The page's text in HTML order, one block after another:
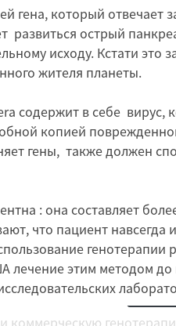
гена, который отвечает
развиться острый
исходу. Кстати это
жителя планеты.
содержит в себе вирус,
копией
гены, также должен
: она составляет
что пациент навсегда
генотерапии
лечение этим методом